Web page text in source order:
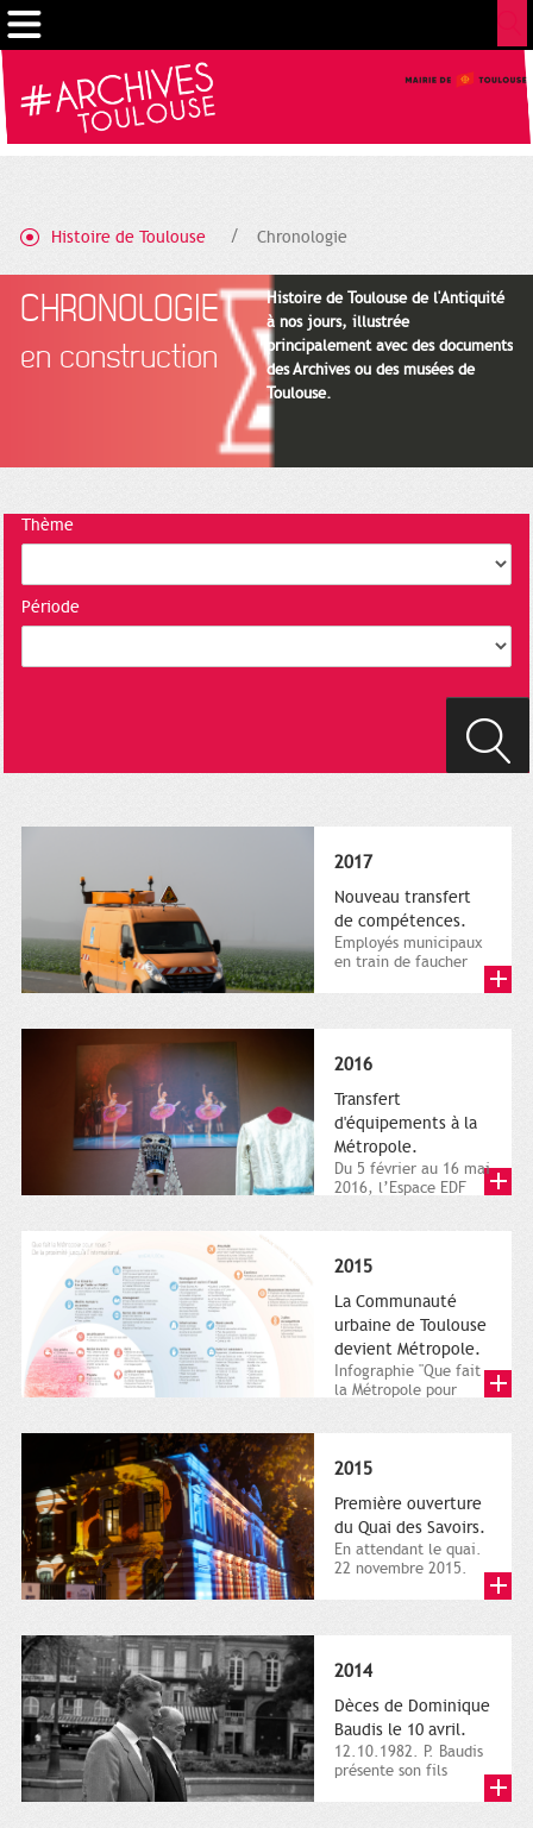
Histoire de Toulouse Chronologie
CHRONOLOGIE
en construction
Histoire de Toulouse de l'Antiquité
à nos jours, illustrée
principalement avec des documents
des Archives ou des musées de
Toulouse.
Thème
Période
2017
Nouveau transfert
de compétences.
Employés municipaux
en train de faucher
2016
Transfert
d'équipements à la
Métropole.
Du 5 février au 16 mai
2016, l’Espace EDF
2015
La Communauté
urbaine de Toulouse
devient Métropole.
Infographie "Que fait
la Métropole pour
2015
Première ouverture
du Quai des Savoirs.
En attendant le quai.
22 novembre 2015.
2014
Dèces de Dominique
Baudis le 10 avril.
12.10.1982. P. Baudis
présente son fils
Cookies management panel